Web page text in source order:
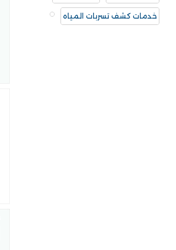
خدمات كشف تسربات المياه